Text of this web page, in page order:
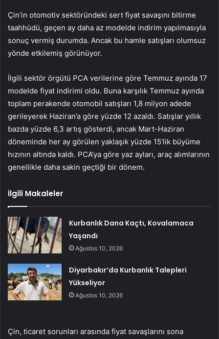
Çin’in otomotiv sektöründeki sert fiyat savaşını bitirme
taahhüdü, geçen ay daha az modelde indirim yapılmasıyla
sonuç vermiş durumda. Ancak bu hamle satışları olumsuz
yönde etkilemiş görünüyor.
İlgili sektör örgütü PCA verilerine göre Temmuz ayında 17
modelde fiyat indirimi oldu. Buna karşılık Temmuz ayında
toplam perakende otomobil satışları 1,8 milyon adede
gerileyerek Haziran’a göre yüzde 12 azaldı. Satışlar yıllık
bazda yüzde 6,3 artış gösterdi, ancak Mart-Haziran
döneminde her ay görülen yaklaşık yüzde 15’lik büyüme
hızının altında kaldı. PCA’ya göre yaz ayları, araç alımlarının
genellikle daha sakin geçtiği bir dönem.
İlgili Makaleler
Kurbanlık Dana Kaçtı, Kovalamaca
Yaşandı
Ağustos 10, 2026
Diyarbakır’da Kurbanlık Talepleri
Yükseliyor
Ağustos 10, 2026
Çin, ticaret sorunları arasında fiyat savaşlarını sona